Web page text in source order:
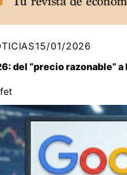
15/01/2026
del “precio razonable”